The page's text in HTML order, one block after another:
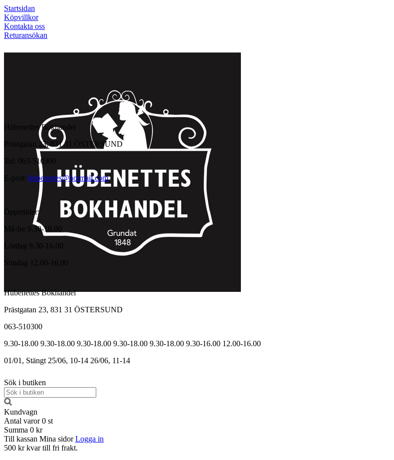
Startsidan
Köpvillkor
Kontakta oss
Returansökan
Hübenettes Bokhandel
Prästgatan 23, 831 31 ÖSTERSUND
Tel: 063-510300
E-post: hubenettes@hotmail.com
Öppettider:
Må-fre 9.30-18.00
Lördag 9.30-16.00
Söndag 12.00-16.00
Hübenettes Bokhandel
Prästgatan 23, 831 31 ÖSTERSUND
063-510300
9.30-18.00 9.30-18.00 9.30-18.00 9.30-18.00 9.30-18.00 9.30-16.00 12.00-16.00
01/01, Stängt 25/06, 10-14 26/06, 11-14
Sök i butiken
Kundvagn
Antal varor 0 st
Summa 0 kr
Till kassan Mina sidor Logga in
500 kr kvar till fri frakt.